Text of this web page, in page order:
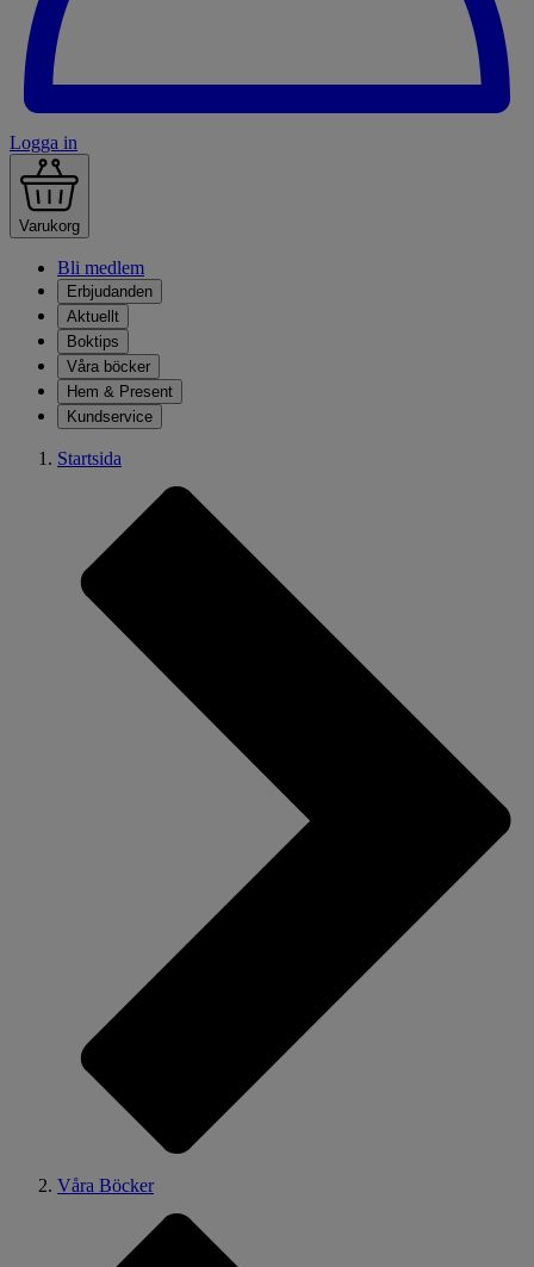
Logga in
Varukorg
Bli medlem
Erbjudanden
Aktuellt
Boktips
Våra böcker
Hem & Present
Kundservice
Startsida
Våra Böcker